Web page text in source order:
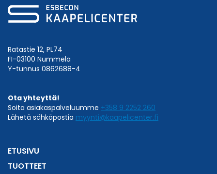
Ratastie 12, PL74
FI-03100 Nummela
Y-tunnus 0862688-4
Ota yhteyttä!
Soita asiakaspalveluumme +358 9 2252 260
Lähetä sähköpostia myynti@kaapelicenter.fi
ETUSIVU
TUOTTEET